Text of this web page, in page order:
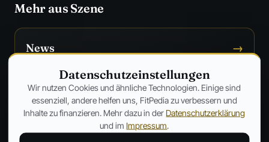
Mehr aus Szene
News →
Köpfe →
Die Menschen hinter der Szene.
Datenschutzeinstellungen
Wir nutzen Cookies und ähnliche Technologien. Einige sind
essenziell, andere helfen uns, FitPedia zu verbessern und
Inhalte zu finanzieren. Mehr dazu in der Datenschutzerklärung
und im Impressum